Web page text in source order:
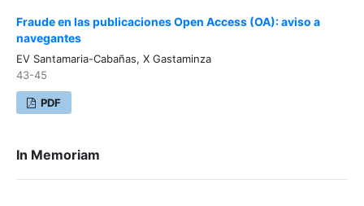
Fraude en las publicaciones Open Access (OA): aviso a
navegantes
EV Santamaria-Cabañas, X Gastaminza
43-45
PDF
In Memoriam